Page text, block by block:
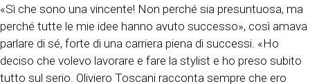
«Sì che sono una vincente! Non perché sia presuntuosa, ma
perché tutte le mie idee hanno avuto successo», così amava
parlare di sé, forte di una carriera piena di successi. «Ho
deciso che volevo lavorare e fare la stylist e ho preso subito
tutto sul serio. Oliviero Toscani racconta sempre che ero